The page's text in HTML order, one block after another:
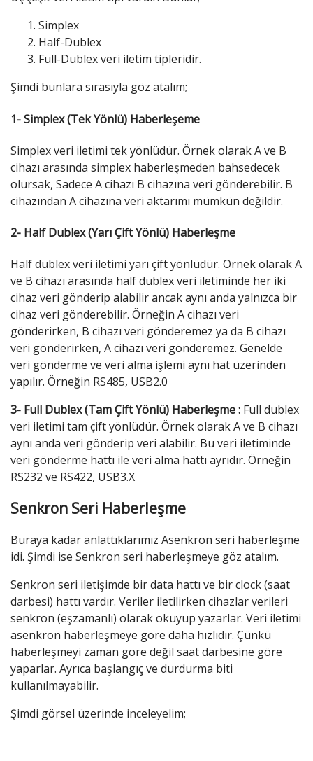
Simplex
Half-Dublex
Full-Dublex veri iletim tipleridir.
Şimdi bunlara sırasıyla göz atalım;
1- Simplex (Tek Yönlü) Haberleşeme
Simplex veri iletimi tek yönlüdür. Örnek olarak A ve B
cihazı arasında simplex haberleşmeden bahsedecek
olursak, Sadece A cihazı B cihazına veri gönderebilir. B
cihazından A cihazına veri aktarımı mümkün değildir.
2- Half Dublex (Yarı Çift Yönlü) Haberleşme
Half dublex veri iletimi yarı çift yönlüdür. Örnek olarak A
ve B cihazı arasında half dublex veri iletiminde her iki
cihaz veri gönderip alabilir ancak aynı anda yalnızca bir
cihaz veri gönderebilir. Örneğin A cihazı veri
gönderirken, B cihazı veri gönderemez ya da B cihazı
veri gönderirken, A cihazı veri gönderemez. Genelde
veri gönderme ve veri alma işlemi aynı hat üzerinden
yapılır. Örneğin RS485, USB2.0
3- Full Dublex (Tam Çift Yönlü) Haberleşme : Full dublex
veri iletimi tam çift yönlüdür. Örnek olarak A ve B cihazı
aynı anda veri gönderip veri alabilir. Bu veri iletiminde
veri gönderme hattı ile veri alma hattı ayrıdır. Örneğin
RS232 ve RS422, USB3.X
Senkron Seri Haberleşme
Buraya kadar anlattıklarımız Asenkron seri haberleşme
idi. Şimdi ise Senkron seri haberleşmeye göz atalım.
Senkron seri iletişimde bir data hattı ve bir clock (saat
darbesi) hattı vardır. Veriler iletilirken cihazlar verileri
senkron (eşzamanlı) olarak okuyup yazarlar. Veri iletimi
asenkron haberleşmeye göre daha hızlıdır. Çünkü
haberleşmeyi zaman göre değil saat darbesine göre
yaparlar. Ayrıca başlangıç ve durdurma biti
kullanılmayabilir.
Şimdi görsel üzerinde inceleyelim;